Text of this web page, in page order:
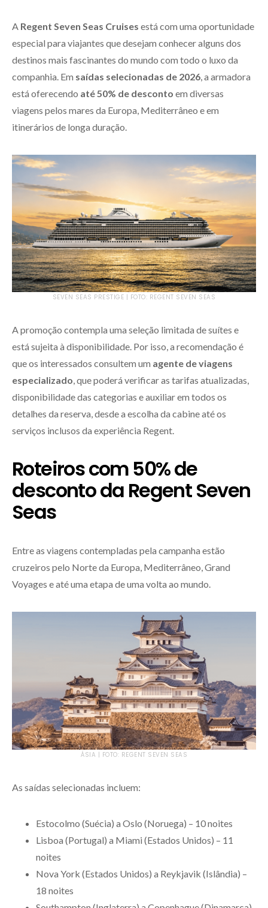
A Regent Seven Seas Cruises está com uma oportunidade
especial para viajantes que desejam conhecer alguns dos
destinos mais fascinantes do mundo com todo o luxo da
companhia. Em saídas selecionadas de 2026 , a armadora
está oferecendo até 50% de desconto em diversas
viagens pelos mares da Europa, Mediterrâneo e em
itinerários de longa duração.
SEVEN SEAS PRESTIGE | FOTO: REGENT SEVEN SEAS
A promoção contempla uma seleção limitada de suítes e
está sujeita à disponibilidade. Por isso, a recomendação é
que os interessados consultem um agente de viagens
especializado, que poderá verificar as tarifas atualizadas,
disponibilidade das categorias e auxiliar em todos os
detalhes da reserva, desde a escolha da cabine até os
serviços inclusos da experiência Regent.
Roteiros com 50% de
desconto da Regent Seven
Seas
Entre as viagens contempladas pela campanha estão
cruzeiros pelo Norte da Europa, Mediterrâneo, Grand
Voyages e até uma etapa de uma volta ao mundo.
ÁSIA | FOTO: REGENT SEVEN SEAS
As saídas selecionadas incluem:
Estocolmo (Suécia) a Oslo (Noruega) – 10 noites
Lisboa (Portugal) a Miami (Estados Unidos) – 11
noites
Nova York (Estados Unidos) a Reykjavik (Islândia) –
18 noites